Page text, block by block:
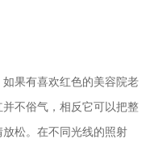
果有喜欢红色的美容院老
不俗气，相反它可以把整
松。在不同光线的照射